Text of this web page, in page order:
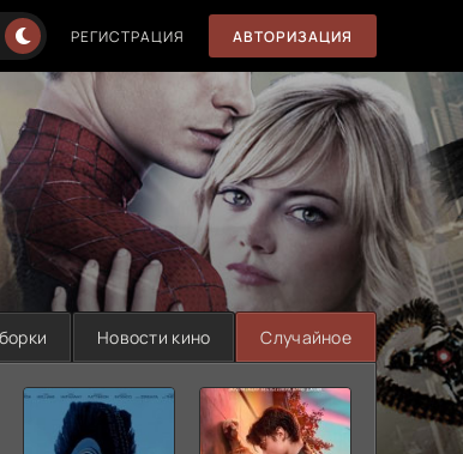
РЕГИСТРАЦИЯ АВТОРИЗАЦИЯ
Новости кино Случайное